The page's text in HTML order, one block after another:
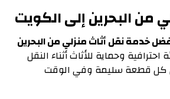
من البحرين إلى الكويت
خدمة نقل أثاث منزلي من البحرين
احترافية وحماية للأثاث أثناء النقل
كل قطعة سليمة وفي الوقت